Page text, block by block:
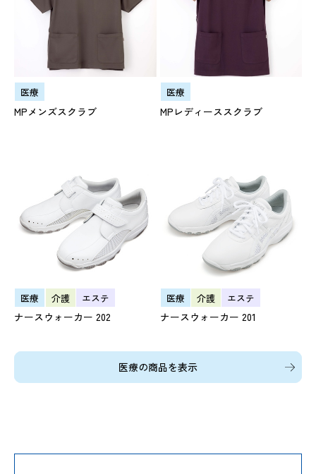
医療
MPメンズスクラブ
医療
MPレディーススクラブ
医療 介護 エステ
ナースウォーカー 202
医療 介護 エステ
ナースウォーカー 201
医療の商品を表示